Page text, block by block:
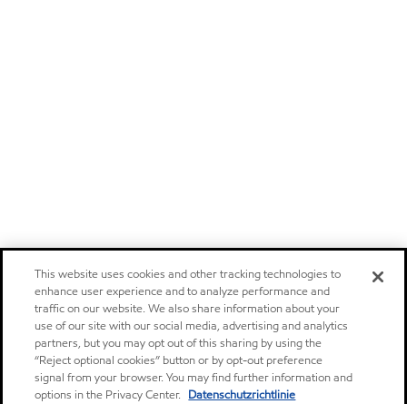
This website uses cookies and other tracking technologies to
enhance user experience and to analyze performance and
traffic on our website. We also share information about your
use of our site with our social media, advertising and analytics
partners, but you may opt out of this sharing by using the
“Reject optional cookies” button or by opt-out preference
signal from your browser. You may find further information and
options in the Privacy Center. Datenschutzrichtlinie